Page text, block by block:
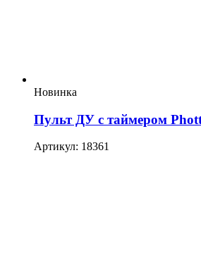
Новинка
Пульт ДУ с таймером
Артикул: 18361